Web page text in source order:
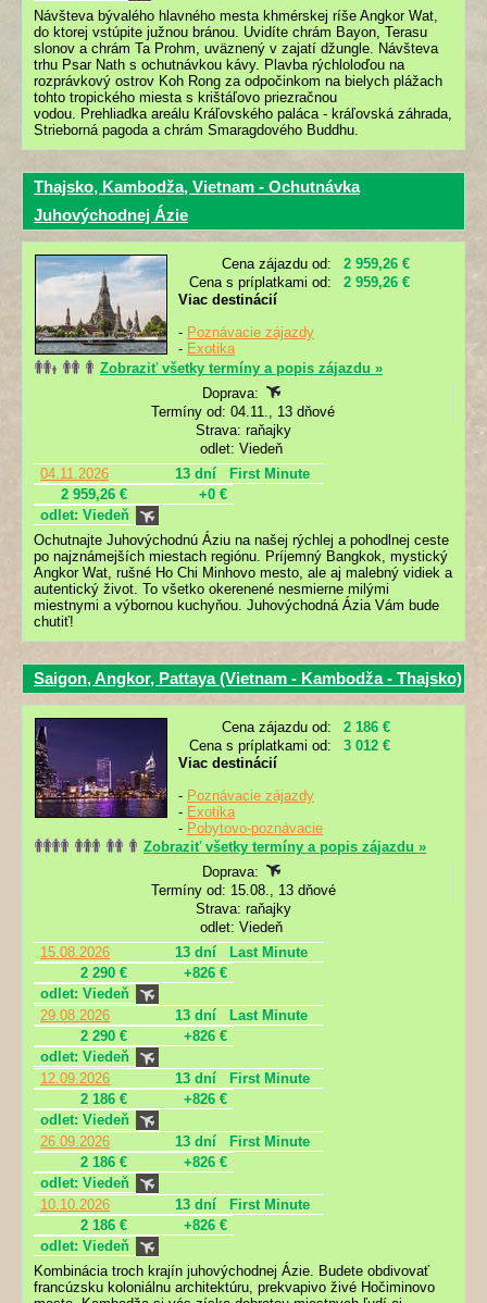
Návšteva bývalého hlavného mesta khmérskej ríše Angkor Wat,
do ktorej vstúpite južnou bránou. Uvidíte chrám Bayon, Terasu
slonov a chrám Ta Prohm, uväznený v zajatí džungle. Návšteva
trhu Psar Nath s ochutnávkou kávy. Plavba rýchloloďou na
rozprávkový ostrov Koh Rong za odpočinkom na bielych plážach
tohto tropického miesta s krištáľovo priezračnou
vodou. Prehliadka areálu Kráľovského paláca - kráľovská záhrada,
Strieborná pagoda a chrám Smaragdového Buddhu.
Thajsko, Kambodža, Vietnam - Ochutnávka
Juhovýchodnej Ázie
Cena zájazdu od:
2 959,26 €
Cena s príplatkami od:
2 959,26 €
Viac destinácií
- Poznávacie zájazdy
- Exotika
Zobraziť všetky termíny a popis zájazdu »
Doprava:
Termíny od: 04.11., 13 dňové
Strava: raňajky
odlet: Viedeň
04.11.2026
13 dní
First Minute
2 959,26 €
+0 €
odlet: Viedeň
Ochutnajte Juhovýchodnú Áziu na našej rýchlej a pohodlnej ceste
po najznámejších miestach regiónu. Príjemný Bangkok, mystický
Angkor Wat, rušné Ho Chi Minhovo mesto, ale aj malebný vidiek a
autentický život. To všetko okerenené nesmierne milými
miestnymi a výbornou kuchyňou. Juhovýchodná Ázia Vám bude
chutiť!
Saigon, Angkor, Pattaya (Vietnam - Kambodža - Thajsko)
Cena zájazdu od:
2 186 €
Cena s príplatkami od:
3 012 €
Viac destinácií
- Poznávacie zájazdy
- Exotika
- Pobytovo-poznávacie
Zobraziť všetky termíny a popis zájazdu »
Doprava:
Termíny od: 15.08., 13 dňové
Strava: raňajky
odlet: Viedeň
15.08.2026
13 dní
Last Minute
2 290 €
+826 €
odlet: Viedeň
29.08.2026
13 dní
Last Minute
2 290 €
+826 €
odlet: Viedeň
12.09.2026
13 dní
First Minute
2 186 €
+826 €
odlet: Viedeň
26.09.2026
13 dní
First Minute
2 186 €
+826 €
odlet: Viedeň
10.10.2026
13 dní
First Minute
2 186 €
+826 €
odlet: Viedeň
Kombinácia troch krajín juhovýchodnej Ázie. Budete obdivovať
francúzsku koloniálnu architektúru, prekvapivo živé Hočiminovo